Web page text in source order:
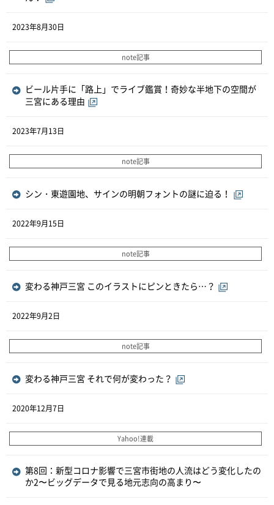
2023年8月30日
note記事
ビール片手に「路上」でライブ鑑賞！奇妙な半地下の空間が
三宮にある理由
2023年7月13日
note記事
シン・東遊園地、サインの明朝フォントの謎に迫る！
2022年9月15日
note記事
変わる神戸三宮 このイラストにピンときたら…？
2022年9月2日
note記事
変わる神戸三宮 それで何が変わった？
2020年12月7日
Yahoo!連載
第8回：新型コロナ影響で三宮市街地の人流はどう変化したの
か2〜ビッグデータで見る地元志向の高まり〜